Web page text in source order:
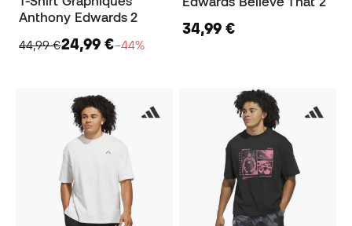
Anthony Edwards 2
44,99 €24,99 €−44%
34,99 €